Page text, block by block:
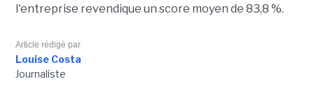
l'entreprise revendique un score moyen de 83,8 %.
Article rédigé par
Louise Costa
Journaliste